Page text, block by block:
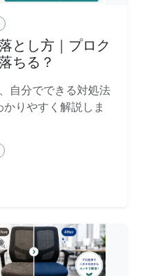
とし方｜プロク
ちる？
自分でできる対処法
りやすく解説しま